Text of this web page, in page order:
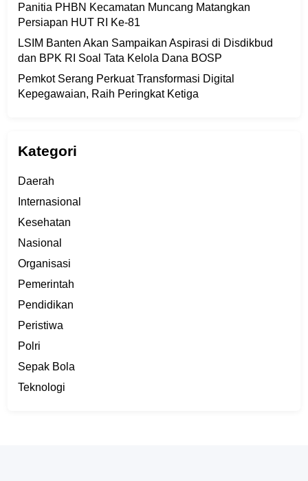
Panitia PHBN Kecamatan Muncang Matangkan
Persiapan HUT RI Ke-81
LSIM Banten Akan Sampaikan Aspirasi di Disdikbud
dan BPK RI Soal Tata Kelola Dana BOSP
Pemkot Serang Perkuat Transformasi Digital
Kepegawaian, Raih Peringkat Ketiga
Kategori
Daerah
Internasional
Kesehatan
Nasional
Organisasi
Pemerintah
Pendidikan
Peristiwa
Polri
Sepak Bola
Teknologi